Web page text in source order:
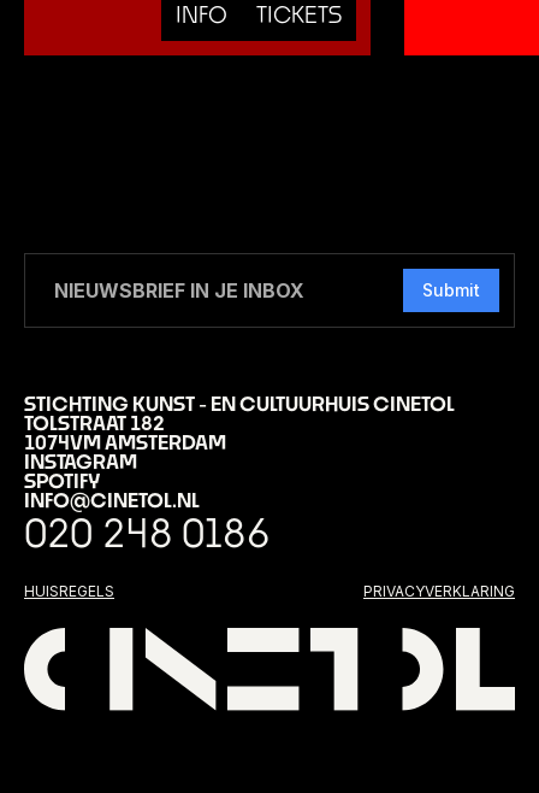
INFO TICKETS
Submit
STICHTING KUNST - EN CULTUURHUIS CINETOL
TOLSTRAAT 182
1074VM AMSTERDAM
INSTAGRAM
SPOTIFY
INFO@CINETOL.NL
020 248 0186
HUISREGELS PRIVACYVERKLARING